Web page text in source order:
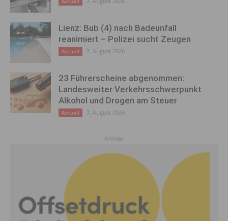
Lienz: Bub (4) nach Badeunfall
reanimiert – Polizei sucht Zeugen
Aktuell 7. August 2026
23 Führerscheine abgenommen:
Landesweiter Verkehrsschwerpunkt
Alkohol und Drogen am Steuer
Aktuell 7. August 2026
Anzeige